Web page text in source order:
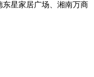
星家居广场、湘南万商